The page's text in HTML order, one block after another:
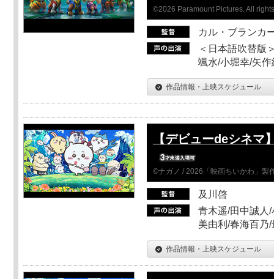
©2026 Paramount Pictures. All
カル・ブランカ
＜日本語吹替版
颯水/小堀幸/矢作
作品情報・上映スケジュール
【デビューdeシネマ
©ナガノ / 2026「映画ちいかわ」製
及川啓
青木遥/田中誠人
美由利/春海百乃
作品情報・上映スケジュール